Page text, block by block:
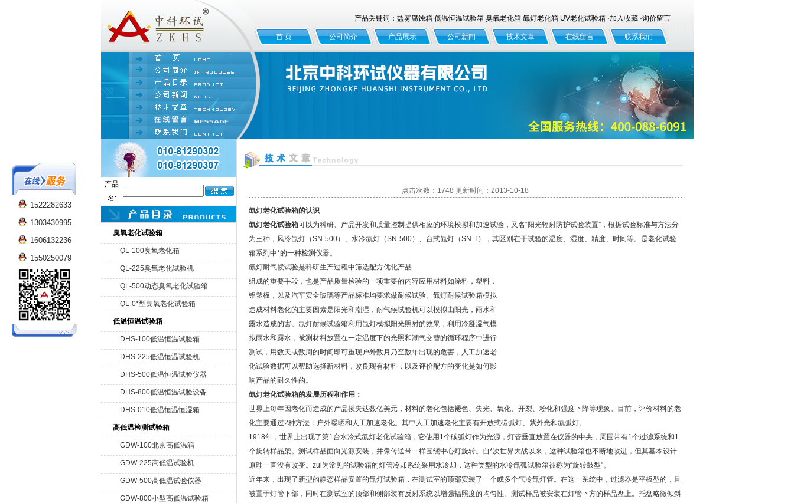
北京中科环试仪器有限公司
产品关键词：盐雾腐蚀箱 低温恒温试验箱 臭氧老化箱 氙灯老化箱 UV老化试验箱 ·加入收藏·询价留言
首 页 公司简介 产品展示 公司新闻 技术文章 在线留言 联系我们
产品
名:
臭氧老化试验箱
QL-100臭氧老化箱
QL-225臭氧老化试验机
QL-500动态臭氧老化试验箱
QL-0*型臭氧老化试验箱
低温恒温试验箱
DHS-100低温恒温试验箱
DHS-225低温恒温试验机
DHS-500低温恒温试验仪器
DHS-800低温恒温试验设备
DHS-010低温恒温恒湿箱
高低温检测试验箱
GDW-100北京高低温箱
GDW-225高低温试验机
GDW-500高低温试验仪器
GDW-800小型高低温试验箱
点击次数：1748 更新时间：2013-10-18
氙灯老化试验箱的认识
氙灯老化试验箱可以为科研、产品开发和质量控制提供相应的环境模拟和加速试验，又名“阳光辐射防护试验装置”，根据试验标准与方法分
为三种，风冷氙灯（SN-500）、水冷氙灯（SN-500）、台式氙灯（SN-T），其区别在于试验的温度、湿度、精度、时间等。是老化试验
箱系列中*的一种检测仪器。
氙灯耐气候试验是科研生产过程中筛选配方优化产品
组成的重要手段，也是产品质量检验的一项重要的内容应用材料如涂料，塑料，
铝塑板，以及汽车安全玻璃等产品标准均要求做耐候试验。氙灯耐候试验箱模拟
造成材料老化的主要因素是阳光和潮湿，耐气候试验机可以模拟由阳光，雨水和
露水造成的害。氙灯耐候试验箱利用氙灯模拟阳光照射的效果，利用冷凝湿气模
拟雨水和露水，被测材料放置在一定温度下的光照和潮气交替的循环程序中进行
测试，用数天或数周的时间即可重现户外数月乃至数年出现的危害，人工加速老
化试验数据可以帮助选择新材料，改良现有材料，以及评价配方的变化是如何影
响产品的耐久性的。
氙灯老化试验箱的发展历程和作用：
世界上每年因老化而造成的产品损失达数亿美元，材料的老化包括褪色、失光、氧化、开裂、粉化和强度下降等现象。目前，评价材料的老
化主要通过2种方法：户外曝晒和人工加速老化。其中人工加速老化主要有开放式碳弧灯、紫外光和氙弧灯。
1918年，世界上出现了第1台水冷式氙灯老化试验箱，它使用1个碳弧灯作为光源，灯管垂直放置在仪器的中央，周围带有1个过滤系统和1
个旋转样品架。测试样品面向光源安装，并像传送带一样围绕中心灯旋转。自*次世界大战以来，这种试验箱也不断地改进，但其基本设计
原理一直没有改变。zui为常见的试验箱的灯管冷却系统采用水冷却，这种类型的水冷氙弧试验箱被称为“旋转鼓型"。
近年来，出现了新型的静态样品安置的氙灯试验箱，在测试室的顶部安装了一个或多个气冷氙灯管。在这一系统中，过滤器是平板型的，且
被置于灯管下部，同时在测试室的顶部和侧部装有反射系统以增强辐照度的均匀性。测试样品被安装在灯管下方的样品盘上。托盘略微倾斜
1522282633
1303430995
1606132236
1550250079